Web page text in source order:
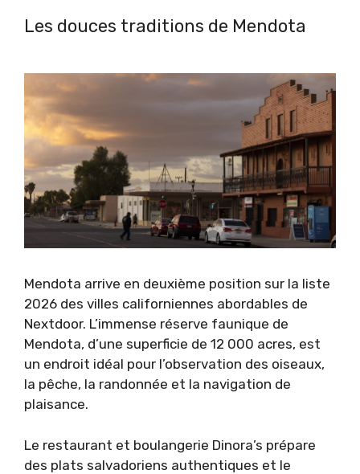
Les douces traditions de Mendota
Mendota arrive en deuxième position sur la liste
2026 des villes californiennes abordables de
Nextdoor. L’immense réserve faunique de
Mendota, d’une superficie de 12 000 acres, est
un endroit idéal pour l’observation des oiseaux,
la pêche, la randonnée et la navigation de
plaisance.
Le restaurant et boulangerie Dinora’s prépare
des plats salvadoriens authentiques et le